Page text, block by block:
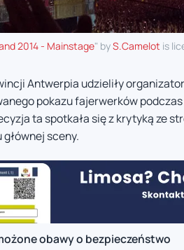
2014 - Mainstage" byS.Camelot is
Antwerpia udzieliły
pokazu fajerwerków
ta spotkała się z krytyką ze
sceny.
obawy o bezpieczeństwo